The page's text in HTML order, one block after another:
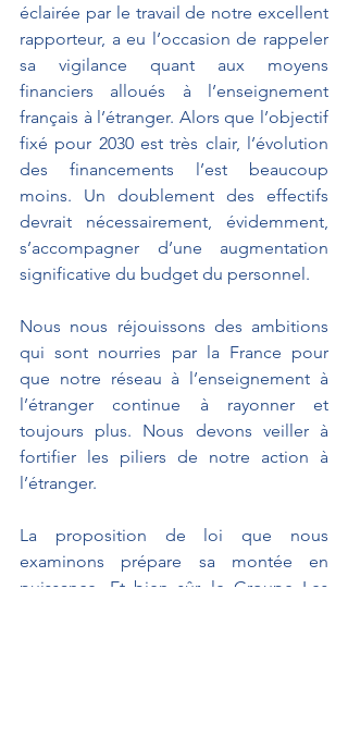
éclairée par le travail de notre excellent
rapporteur, a eu l’occasion de rappeler
sa vigilance quant aux moyens
financiers alloués à l’enseignement
français à l’étranger. Alors que l’objectif
fixé pour 2030 est très clair, l’évolution
des financements l’est beaucoup
moins. Un doublement des effectifs
devrait nécessairement, évidemment,
s’accompagner d’une augmentation
significative du budget du personnel.
Nous nous réjouissons des ambitions
qui sont nourries par la France pour
que notre réseau à l’enseignement à
l’étranger continue à rayonner et
toujours plus. Nous devons veiller à
fortifier les piliers de notre action à
l’étranger.
La proposition de loi que nous
examinons prépare sa montée en
puissance. Et bien sûr, le Groupe Les